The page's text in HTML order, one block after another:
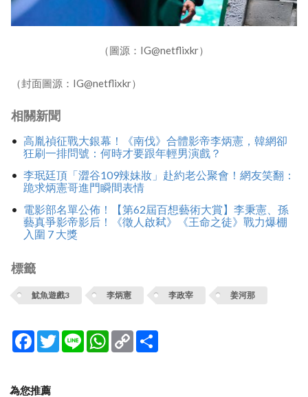
（圖源：IG@netflixkr）
（封面圖源：IG@netflixkr）
相關新聞
高胤禎征戰大銀幕！《南伐》合體影帝李炳憲，韓網卻
狂刷一排問號：何時才要跟年輕男演戲？
李珉廷頂「澀谷109辣妹妝」赴約老公聚會！網友笑翻：
跪求炳憲哥進門瞬間表情
電影部名單公佈！【第62屆百想藝術大賞】李秉憲、孫
藝真爭影帝影后！《徵人啟弒》《王命之徒》戰力爆棚
入圍 7 大獎
標籤
魷魚遊戲3 李炳憲 李政宰 姜河那
Facebook
TwitterLine WhatsApp
Copy
Link
為您推薦